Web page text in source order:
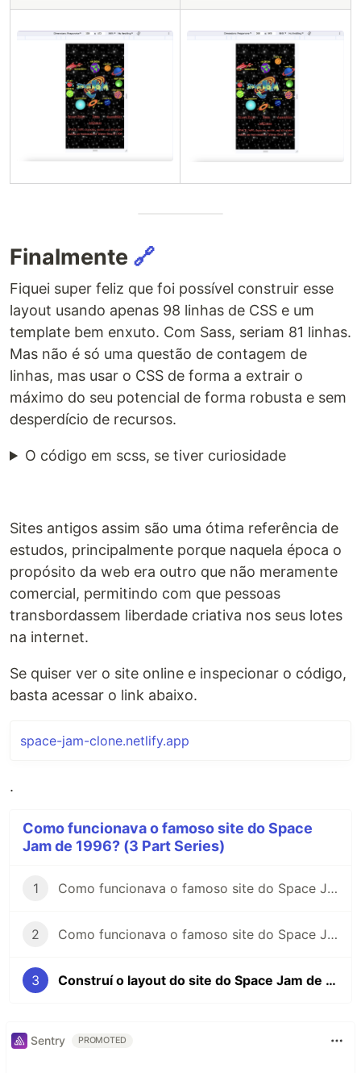
Finalmente 🔗
Fiquei super feliz que foi possível construir esse
layout usando apenas 98 linhas de CSS e um
template bem enxuto. Com Sass, seriam 81 linhas.
Mas não é só uma questão de contagem de
linhas, mas usar o CSS de forma a extrair o
máximo do seu potencial de forma robusta e sem
desperdício de recursos.
O código em scss, se tiver curiosidade
Sites antigos assim são uma ótima referência de
estudos, principalmente porque naquela época o
propósito da web era outro que não meramente
comercial, permitindo com que pessoas
transbordassem liberdade criativa nos seus lotes
na internet.
Se quiser ver o site online e inspecionar o código,
basta acessar o link abaixo.
space-jam-clone.netlify.app
.
Como funcionava o famoso site do Space
Jam de 1996? (3 Part Series)
1 Como funcionava o famoso site do Space Jam de 1996?
2 Como funcionava o famoso site do Space Jam de 1996? A gambiarra do sidebar
3 Construí o layout do site do Space Jam de 1996 com CSS moderno 🤯
Sentry PROMOTED